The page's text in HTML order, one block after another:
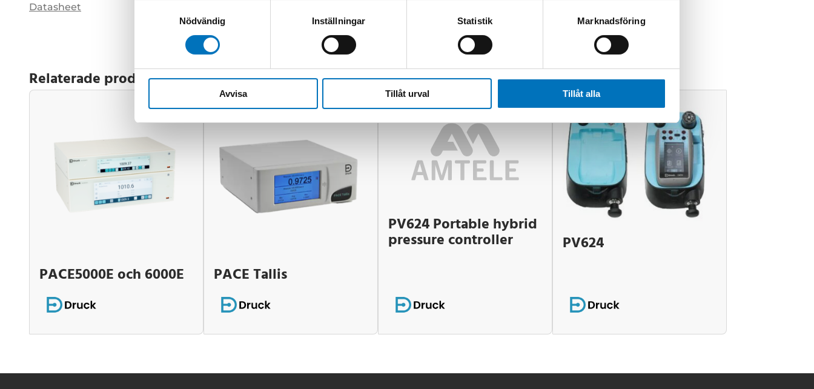
Nödvändig
Inställningar Statistik Marknadsföring
Avvisa Tillåt urval Tillåt alla
Datasheet
Relaterade produkter
PACE5000E och 6000E PACE Tallis
PV624 Portable hybrid
pressure controller PV624